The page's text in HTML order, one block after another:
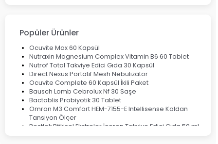
Popüler Ürünler
Ocuvite Max 60 Kapsül
Nutraxin Magnesium Complex Vitamin B6 60 Tablet
Nutrof Total Takviye Edici Gıda 30 Kapsül
Direct Nexus Portatif Mesh Nebulizatör
Ocuvite Complete 60 Kapsül İkili Paket
Bausch Lomb Cebrolux Nf 30 Saşe
Bactoblis Probiyotik 30 Tablet
Omron M3 Comfort HEM-7155-E Intellisense Koldan
Tansiyon Ölçer
Bestlak Bitkisel Ekstreler İçeren Takviye Edici Gıda 50 ml